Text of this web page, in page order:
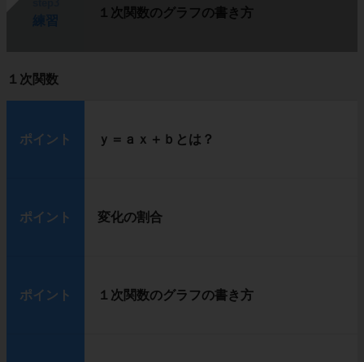
１次関数のグラフの書き方
１次関数
ポイント ｙ＝ａｘ＋ｂとは？
ポイント 変化の割合
ポイント １次関数のグラフの書き方